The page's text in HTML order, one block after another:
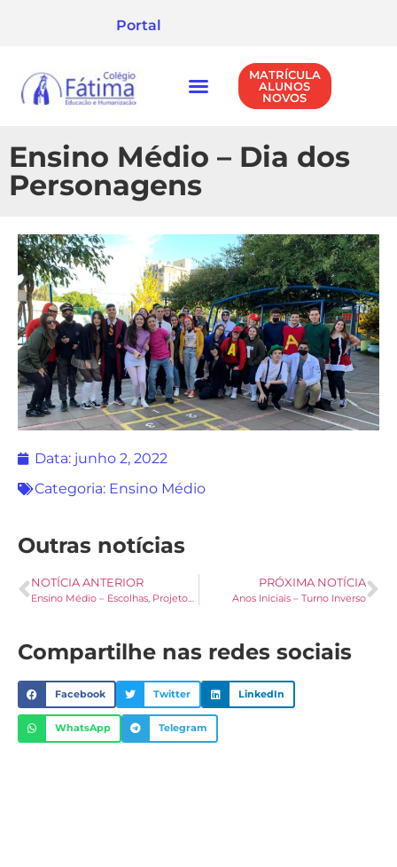
Portal
MATRÍCULA
ALUNOS
NOVOS
Ensino Médio – Dia dos
Personagens
Data: junho 2, 2022
Categoria: Ensino Médio
Outras notícias
NOTÍCIA ANTERIOR
Ensino Médio – Escolhas, Projetos e Futuro
PRÓXIMA NOTÍCIA
Anos Iniciais – Turno Inverso
Compartilhe nas redes sociais
Facebook Twitter LinkedIn
WhatsApp Telegram